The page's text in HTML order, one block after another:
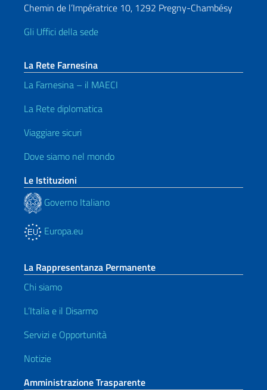
Chemin de l’Impératrice 10, 1292 Pregny-Chambésy
Gli Uffici della sede
La Rete Farnesina
La Farnesina – il MAECI
La Rete diplomatica
Viaggiare sicuri
Dove siamo nel mondo
Le Istituzioni
Governo Italiano
Europa.eu
La Rappresentanza Permanente
Chi siamo
L’Italia e il Disarmo
Servizi e Opportunità
Notizie
Amministrazione Trasparente